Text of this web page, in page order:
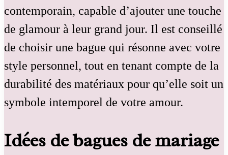
contemporain, capable d’ajouter une touche
de glamour à leur grand jour. Il est conseillé
de choisir une bague qui résonne avec votre
style personnel, tout en tenant compte de la
durabilité des matériaux pour qu’elle soit un
symbole intemporel de votre amour.
Idées de bagues de mariage